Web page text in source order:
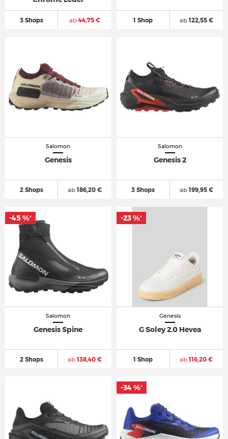
3 Shops ab44,75 € 1 Shop ab122,55 €
Salomon
Genesis
2 Shops ab186,20 €
Salomon
Genesis 2
3 Shops ab199,95 €
Salomon
Genesis Spine
2 Shops ab138,40 €
-45 %*
-45 %*
Genesis
G Soley 2.0 Hevea
1 Shop ab116,20 €
-23 %*
-23 %*
-34 %*
-34 %*